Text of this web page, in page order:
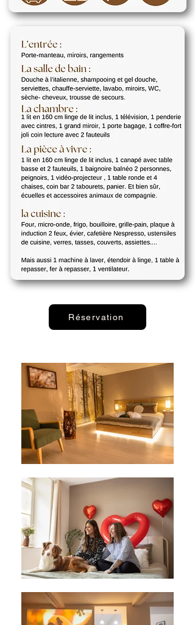
Réservation